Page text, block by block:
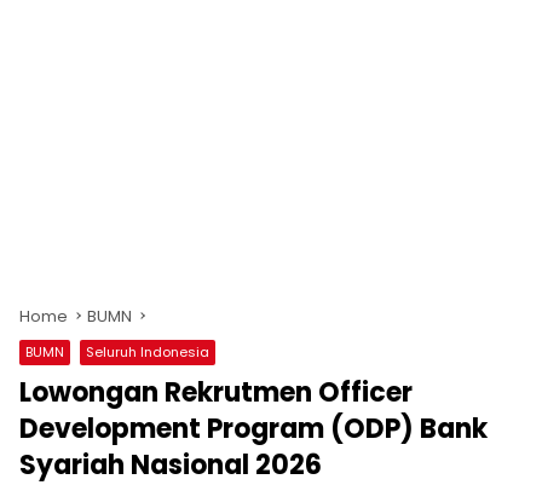
Home BUMN
BUMN Seluruh Indonesia
Lowongan Rekrutmen Officer
Development Program (ODP) Bank
Syariah Nasional 2026